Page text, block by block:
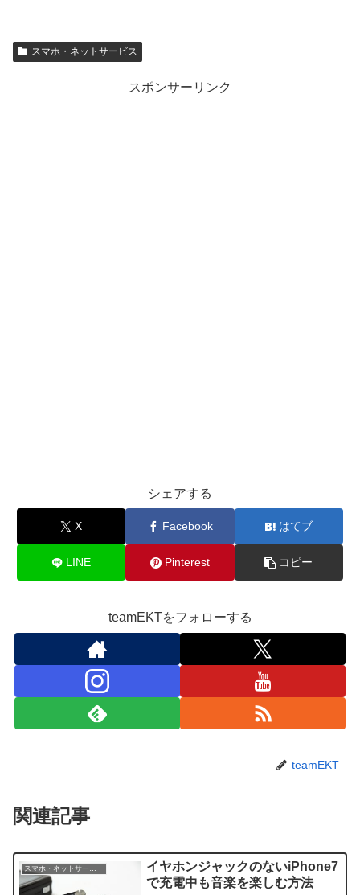
スマホ・ネットサービス
スポンサーリンク
シェアする
X Facebook はてブ
LINE Pinterest コピー
teamEKTをフォローする
teamEKT
関連記事
スマホ・ネットサービス
イヤホンジャックのないiPhone7
で充電中も音楽を楽しむ方法